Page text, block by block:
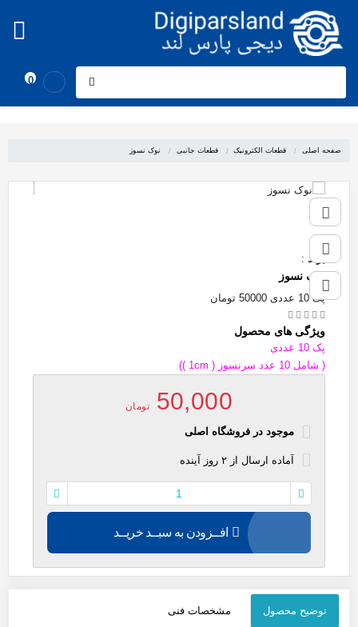
0
صفحه اصلی قطعات الکترونیک قطعات جانبی نوک نسوز
برند :
نوک نسوز
پک 10 عددی 50000 تومان
ویژگی های محصول
پک 10 عددی
( شامل 10 عدد سرنسوز ( 1cm ))
50,000 تومان
موجود در فروشگاه اصلی
آماده ارسال از۲ روز آینده
افــزودن به سبــد خریــد
توضیح محصول مشخصات فنی